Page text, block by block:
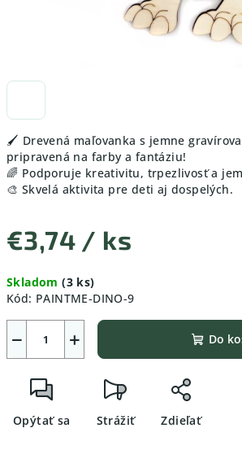
🖌️ Drevená maľovanka s jemne
pripravená na farby a fantáziu!
🌈 Podporuje kreativitu, trpezlivosť a
🎨 Skvelá aktivita pre deti aj dospelých.
€3,74 / ks
cena:
Skladom(3 ks)
Kód: PAINTME-DINO-9
+
− Do
Opýtať sa Strážiť Zdieľať